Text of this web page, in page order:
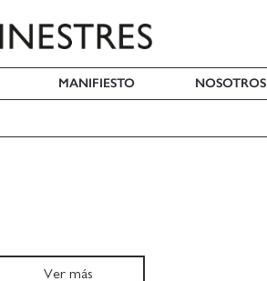
MANIFIESTO NOSOTROS
Ver más